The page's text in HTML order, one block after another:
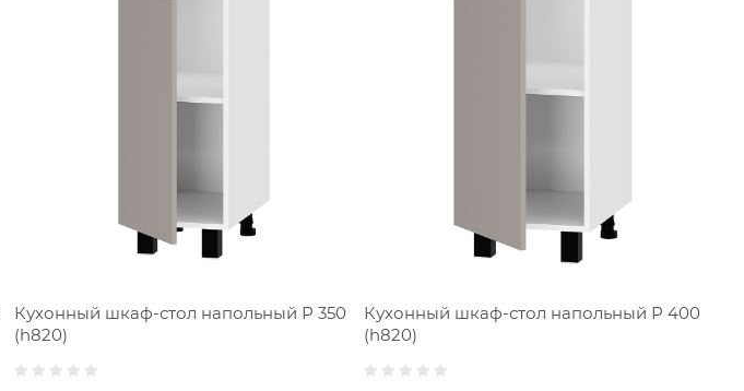
Кухонный шкаф-стол напольный Р 350
(h820)
Кухонный шкаф-стол напольный Р 400
(h820)